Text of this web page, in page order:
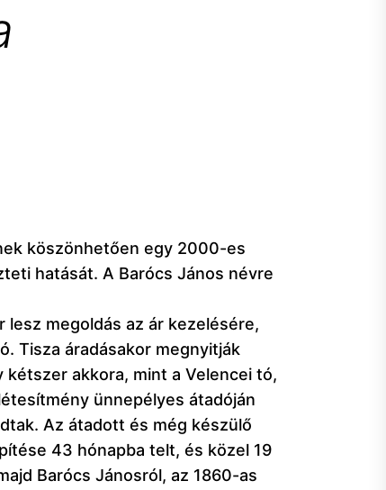
köszönhetően egy 2000-es
hatását. A Barócs János névre
megoldás az ár kezelésére,
Tisza áradásakor megnyitják
akkora, mint a Velencei tó,
ünnepélyes átadóján
Az átadott és még készülő
43 hónapba telt, és közel 19
Barócs Jánosról, az 1860-as